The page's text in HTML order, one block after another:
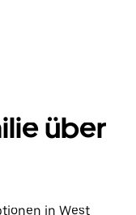
über
in West